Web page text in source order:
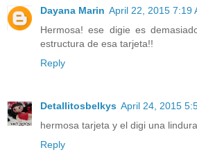
Dayana Marin April 22, 2015 7:19
Hermosa! ese digie es
estructura de esa tarjeta!!
Reply
Detallitosbelkys April 24, 2015
hermosa tarjeta y el digi una
Reply